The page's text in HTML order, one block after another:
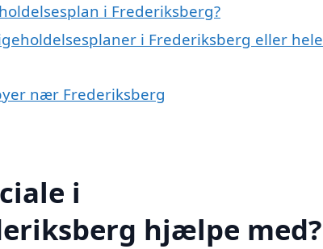
i Frederiksberg?
i Frederiksberg eller hele
nær Frederiksberg
i
hjælpe med?